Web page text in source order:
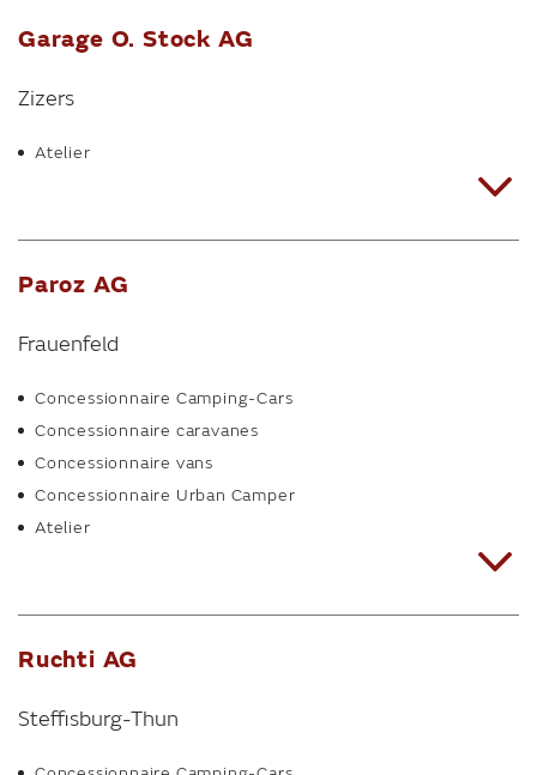
Garage O. Stock AG
Zizers
Atelier
Paroz AG
Frauenfeld
Concessionnaire Camping-Cars
Concessionnaire caravanes
Concessionnaire vans
Concessionnaire Urban Camper
Atelier
Ruchti AG
Steffisburg-Thun